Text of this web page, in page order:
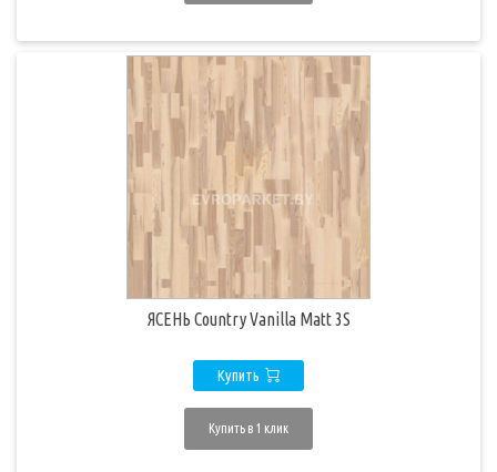
ЯСЕНЬ Country Vanilla Matt 3S
Купить
Купить в 1 клик